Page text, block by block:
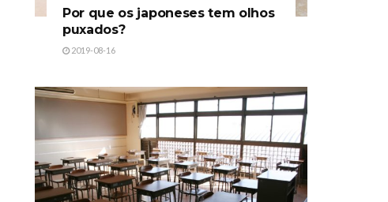
Por que os japoneses tem olhos
puxados?
2019-08-16